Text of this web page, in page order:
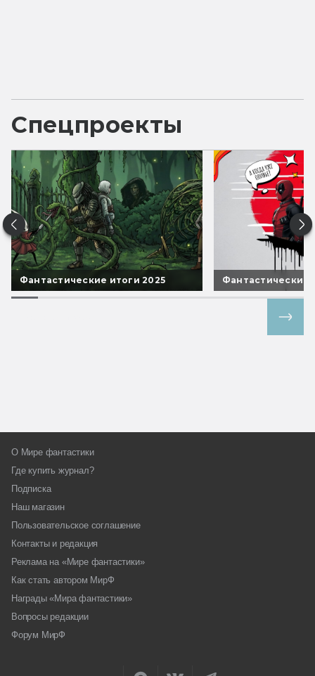
Спецпроекты
Фантастические итоги 2025 Фантастические
О Мире фантастики
Где купить журнал?
Подписка
Наш магазин
Пользовательское соглашение
Контакты и редакция
Реклама на «Мире фантастики»
Как стать автором МирФ
Награды «Мира фантастики»
Вопросы редакции
Форум МирФ